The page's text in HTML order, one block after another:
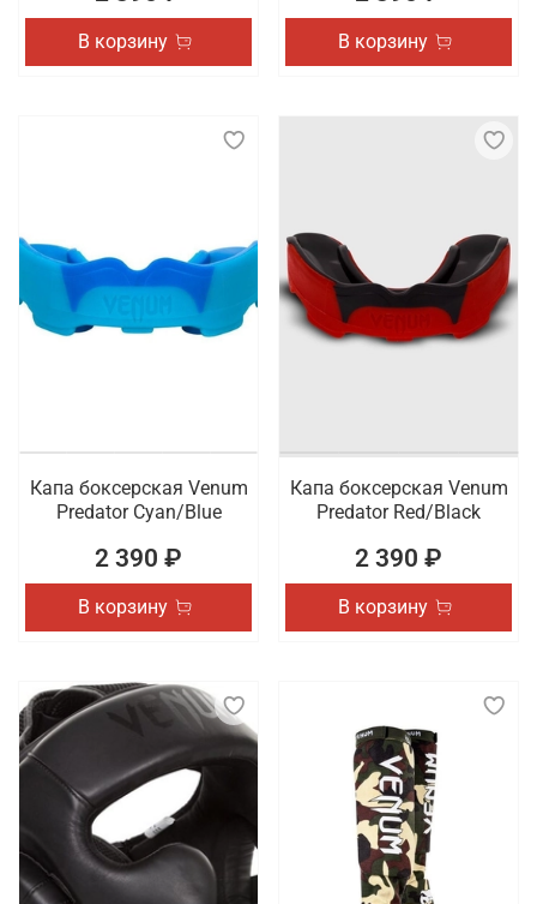
В корзину В корзину
Капа боксерская Venum
Predator Cyan/Blue
2 390 ₽
В корзину
Капа боксерская Venum
Predator Red/Black
2 390 ₽
В корзину